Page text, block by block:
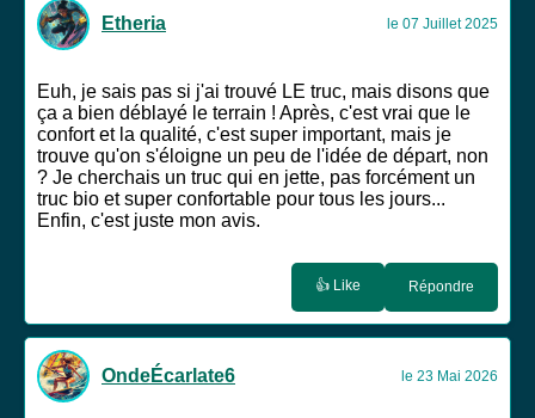
Etheria le 07 Juillet 2025
Euh, je sais pas si j'ai trouvé LE truc, mais disons que
ça a bien déblayé le terrain ! Après, c'est vrai que le
confort et la qualité, c'est super important, mais je
trouve qu'on s'éloigne un peu de l'idée de départ, non
? Je cherchais un truc qui en jette, pas forcément un
truc bio et super confortable pour tous les jours...
Enfin, c'est juste mon avis.
👍 Like Répondre
OndeÉcarlate6 le 23 Mai 2026